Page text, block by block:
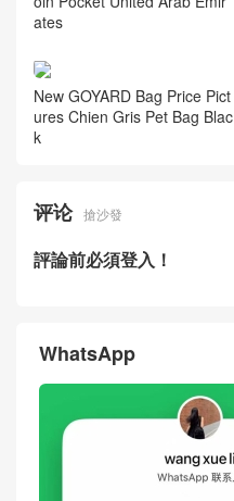
older Grey Printed Calfskin B
ifold Coin Purse Canada
oin Pocket United Arab Emir
ates
搶沙發
評論前必須登入！